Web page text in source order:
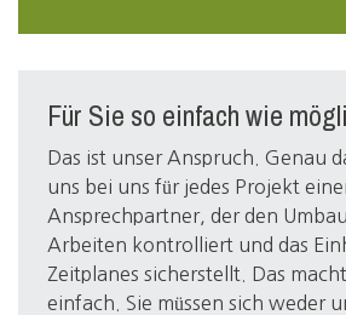
Für Sie so einfach wie
Das ist unser Anspruch. Genau
uns bei uns für jedes Projekt
Ansprechpartner, der den
Arbeiten kontrolliert und das
Zeitplanes sicherstellt. Das
einfach. Sie müssen sich weder